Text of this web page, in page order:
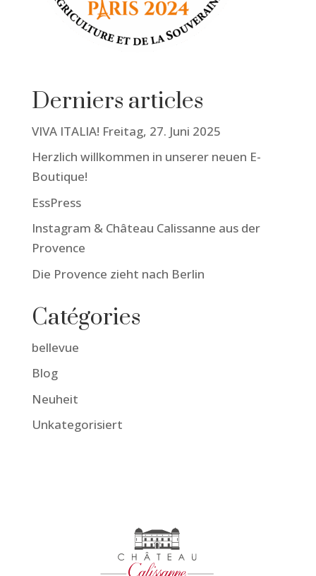
Derniers articles
VIVA ITALIA! Freitag, 27. Juni 2025
Herzlich willkommen in unserer neuen E-
Boutique!
EssPress
Instagram & Château Calissanne aus der
Provence
Die Provence zieht nach Berlin
Catégories
bellevue
Blog
Neuheit
Unkategorisiert